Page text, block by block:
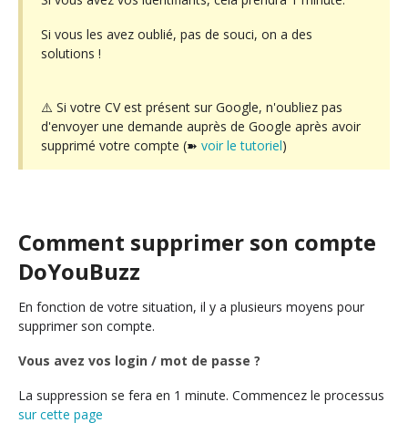
Si vous les avez oublié, pas de souci, on a des
solutions !
⚠️ Si votre CV est présent sur Google, n'oubliez pas
d'envoyer une demande auprès de Google après avoir
supprimé votre compte (➽ voir le tutoriel)
Comment supprimer son compte
DoYouBuzz
En fonction de votre situation, il y a plusieurs moyens pour
supprimer son compte.
Vous avez vos login / mot de passe ?
La suppression se fera en 1 minute. Commencez le processus
sur cette page